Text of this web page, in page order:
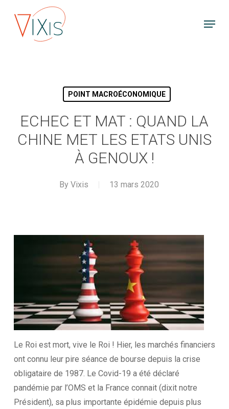
Menu
POINT MACROÉCONOMIQUE
ECHEC ET MAT : QUAND LA
CHINE MET LES ETATS UNIS
À GENOUX !
By Vixis 13 mars 2020
Le Roi est mort, vive le Roi ! Hier, les marchés financiers
ont connu leur pire séance de bourse depuis la crise
obligataire de 1987. Le Covid-19 a été déclaré
pandémie par l’OMS et la France connait (dixit notre
Président), sa plus importante épidémie depuis plus